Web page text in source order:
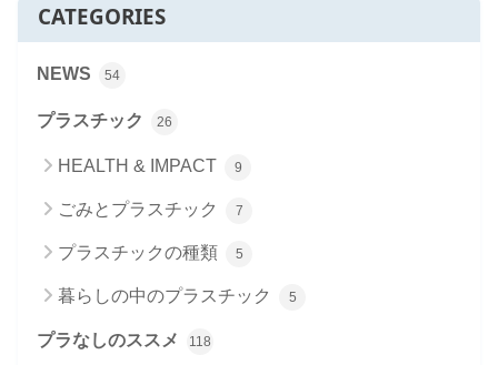
CATEGORIES
NEWS 54
プラスチック 26
HEALTH & IMPACT 9
ごみとプラスチック 7
プラスチックの種類 5
暮らしの中のプラスチック 5
プラなしのススメ 118